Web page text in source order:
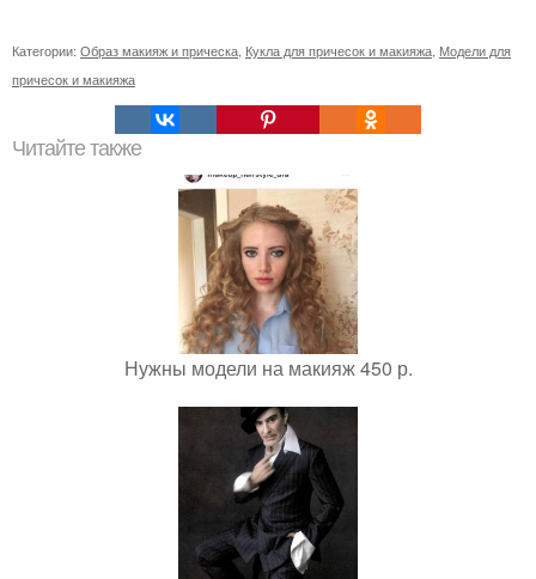
Категории: Образ макияж и прическа Кукла для причесок и макияжа Модели для
причесок и макияжа
Читайте также
Нужны модели на макияж 450 р.